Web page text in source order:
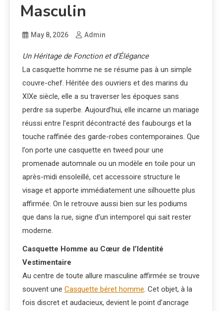
Masculin
May 8, 2026 Admin
Un Héritage de Fonction et d’Élégance
La casquette homme ne se résume pas à un simple
couvre-chef. Héritée des ouvriers et des marins du
XIXe siècle, elle a su traverser les époques sans
perdre sa superbe. Aujourd’hui, elle incarne un mariage
réussi entre l’esprit décontracté des faubourgs et la
touche raffinée des garde-robes contemporaines. Que
l’on porte une casquette en tweed pour une
promenade automnale ou un modèle en toile pour un
après-midi ensoleillé, cet accessoire structure le
visage et apporte immédiatement une silhouette plus
affirmée. On le retrouve aussi bien sur les podiums
que dans la rue, signe d’un intemporel qui sait rester
moderne.
Casquette Homme au Cœur de l’Identité
Vestimentaire
Au centre de toute allure masculine affirmée se trouve
souvent une Casquette béret homme. Cet objet, à la
fois discret et audacieux, devient le point d’ancrage